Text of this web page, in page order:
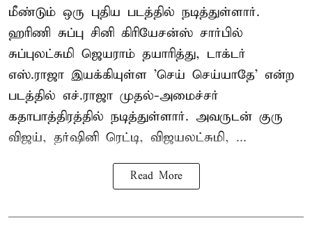
மீண்டும் ஒரு புதிய படத்தில் நடித்துள்ளார்.
ஹரிணி சுப்பு சினி கிரியேசன்ஸ் சார்பில்
சுப்புலட்சுமி ஜெயராம் தயாரித்து, டாக்டர்
எஸ்.ராஜா இயக்கியுள்ள 'செய் செய்யாதே' என்ற
படத்தில் எச்.ராஜா முதல்-அமைச்சர்
கதாபாத்திரத்தில் நடித்துள்ளார். அவருடன் குரு
விஜய், தர்ஷினி ரெட்டி, விஜயலட்சுமி, ...
Read More